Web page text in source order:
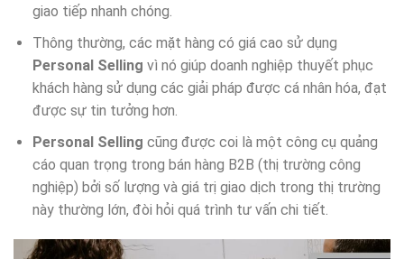
giao tiếp nhanh chóng.
Thông thường, các mặt hàng có giá cao sử dụng
Personal Selling vì nó giúp doanh nghiệp thuyết phục
khách hàng sử dụng các giải pháp được cá nhân hóa, đạt
được sự tin tưởng hơn.
Personal Selling cũng được coi là một công cụ quảng
cáo quan trọng trong bán hàng B2B (thị trường công
nghiệp) bởi số lượng và giá trị giao dịch trong thị trường
này thường lớn, đòi hỏi quá trình tư vấn chi tiết.